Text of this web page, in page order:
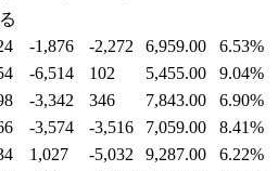
-1,876 -2,272 6,959.00 6.53%
-6,514 102 5,455.00 9.04%
-3,342 346 7,843.00 6.90%
-3,574 -3,516 7,059.00 8.41%
1,027 -5,032 9,287.00 6.22%